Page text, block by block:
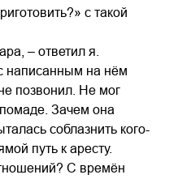
с такой
– ответил я.
написанным на нём
позвонил. Не мог
Зачем она
соблазнить кого-
путь к аресту.
С времён